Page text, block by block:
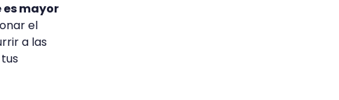
mayor
el
a las